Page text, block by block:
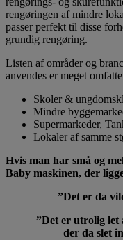
rengøringen af mindre
passer perfekt til disse
grundig rengøring.
Listen af områder og
anvendes er meget
Skoler &
Mindre
Supermarkeder,
Lokaler af samme
Hvis man har små og
Baby maskinen, der
”Det er da
”Det er utrolig let
der da slet